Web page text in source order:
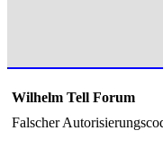
Wilhelm Tell Forum
Falscher